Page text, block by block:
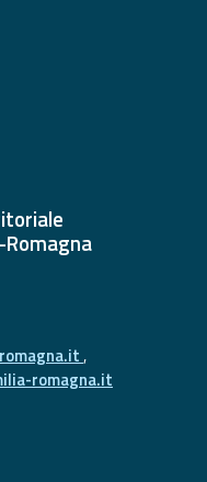
,
romagna.it